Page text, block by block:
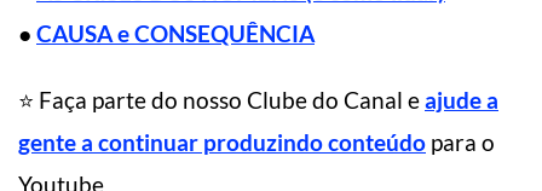
● CAUSA e CONSEQUÊNCIA
⭐ Faça parte do nosso Clube do Canal eajude a
gente a continuar produzindo conteúdo para o
Youtube